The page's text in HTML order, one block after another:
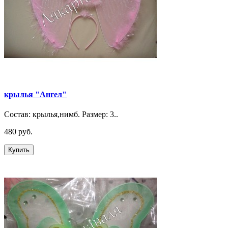
крылья "Ангел"
Состав: крылья,нимб. Размер: 3..
480 руб.
Купить